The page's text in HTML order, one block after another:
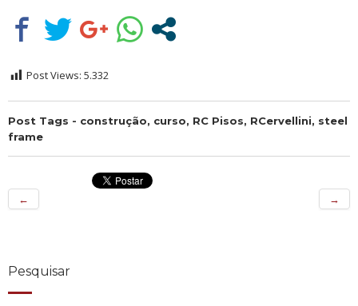
Post Views: 5.332
Post Tags - construção, curso, RC Pisos, RCervellini, steel
frame
← →
Pesquisar